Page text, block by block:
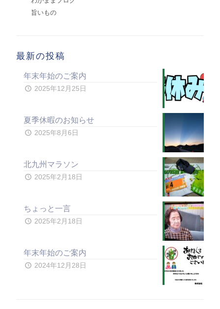
旨いもの
最新の投稿
年末年始のご案内
2025年12月25日
夏季休暇のお知らせ
2025年8月6日
北九州マラソン
2025年2月18日
ちょっと一言
2025年2月18日
年末年始のご案内
2024年12月28日